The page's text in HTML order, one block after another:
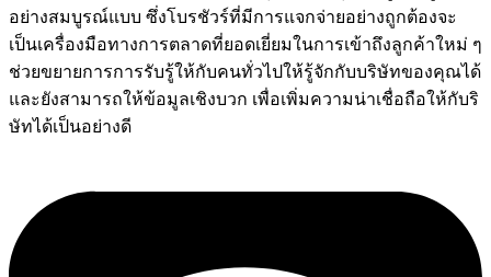
อย่างสมบูรณ์แบบ ซึ่งโบรชัวร์ที่มีการแจกจ่ายอย่างถูกต้องจะ
เป็นเครื่องมือทางการตลาดที่ยอดเยี่ยมในการเข้าถึงลูกค้าใหม่ ๆ
ช่วยขยายการการรับรู้ให้กับคนทั่วไปให้รู้จักกับบริษัทของคุณได้
และยังสามารถให้ข้อมูลเชิงบวก เพื่อเพิ่มความน่าเชื่อถือให้กับริ
ษัทได้เป็นอย่างดี